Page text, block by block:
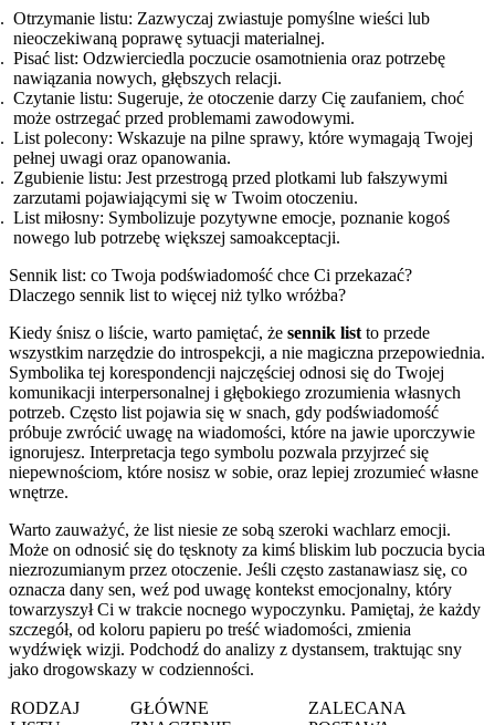
Otrzymanie listu: Zazwyczaj zwiastuje pomyślne wieści lub
nieoczekiwaną poprawę sytuacji materialnej.
Pisać list: Odzwierciedla poczucie osamotnienia oraz potrzebę
nawiązania nowych, głębszych relacji.
Czytanie listu: Sugeruje, że otoczenie darzy Cię zaufaniem, choć
może ostrzegać przed problemami zawodowymi.
List polecony: Wskazuje na pilne sprawy, które wymagają Twojej
pełnej uwagi oraz opanowania.
Zgubienie listu: Jest przestrogą przed plotkami lub fałszywymi
zarzutami pojawiającymi się w Twoim otoczeniu.
List miłosny: Symbolizuje pozytywne emocje, poznanie kogoś
nowego lub potrzebę większej samoakceptacji.
Sennik list: co Twoja podświadomość chce Ci przekazać?
Dlaczego sennik list to więcej niż tylko wróżba?
Kiedy śnisz o liście, warto pamiętać, że sennik list to przede
wszystkim narzędzie do introspekcji, a nie magiczna przepowiednia.
Symbolika tej korespondencji najczęściej odnosi się do Twojej
komunikacji interpersonalnej i głębokiego zrozumienia własnych
potrzeb. Często list pojawia się w snach, gdy podświadomość
próbuje zwrócić uwagę na wiadomości, które na jawie uporczywie
ignorujesz. Interpretacja tego symbolu pozwala przyjrzeć się
niepewnościom, które nosisz w sobie, oraz lepiej zrozumieć własne
wnętrze.
Warto zauważyć, że list niesie ze sobą szeroki wachlarz emocji.
Może on odnosić się do tęsknoty za kimś bliskim lub poczucia bycia
niezrozumianym przez otoczenie. Jeśli często zastanawiasz się, co
oznacza dany sen, weź pod uwagę kontekst emocjonalny, który
towarzyszył Ci w trakcie nocnego wypoczynku. Pamiętaj, że każdy
szczegół, od koloru papieru po treść wiadomości, zmienia
wydźwięk wizji. Podchodź do analizy z dystansem, traktując sny
jako drogowskazy w codzienności.
RODZAJ
GŁÓWNE
ZALECANA